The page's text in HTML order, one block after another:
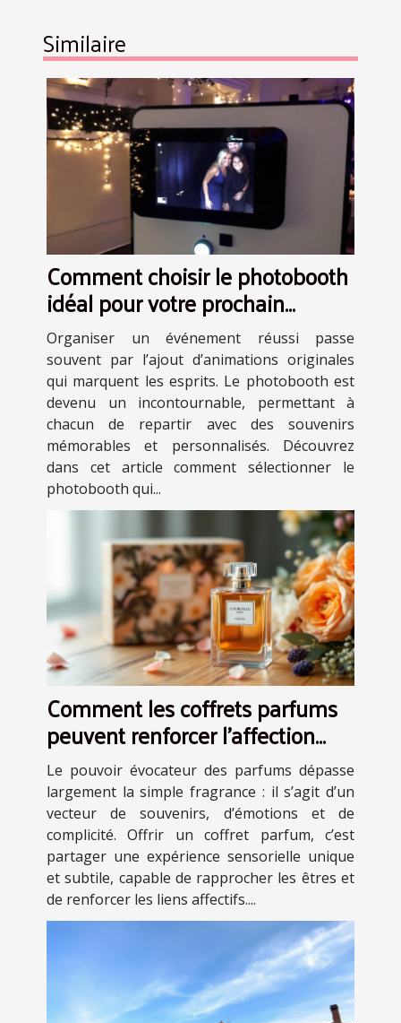
Similaire
Comment choisir le photobooth
idéal pour votre prochain
événement ?
Organiser un événement réussi passe
souvent par l’ajout d’animations originales
qui marquent les esprits. Le photobooth est
devenu un incontournable, permettant à
chacun de repartir avec des souvenirs
mémorables et personnalisés. Découvrez
dans cet article comment sélectionner le
photobooth qui...
Comment les coffrets parfums
peuvent renforcer l'affection
dans les relations ?
Le pouvoir évocateur des parfums dépasse
largement la simple fragrance : il s’agit d’un
vecteur de souvenirs, d’émotions et de
complicité. Offrir un coffret parfum, c’est
partager une expérience sensorielle unique
et subtile, capable de rapprocher les êtres et
de renforcer les liens affectifs....